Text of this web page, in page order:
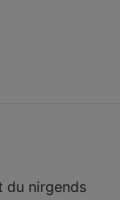
du nirgends